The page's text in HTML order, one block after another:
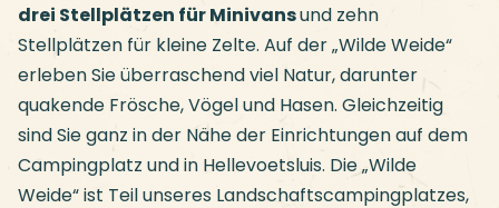
drei Stellplätzen für Minivansund zehn
Stellplätzen für kleine Zelte. Auf der „Wilde Weide“
erleben Sie überraschend viel Natur, darunter
quakende Frösche, Vögel und Hasen. Gleichzeitig
sind Sie ganz in der Nähe der Einrichtungen auf dem
Campingplatz und in Hellevoetsluis. Die „Wilde
Weide“ ist Teil unseres Landschaftscampingplatzes,